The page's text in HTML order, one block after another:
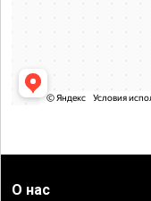
О нас